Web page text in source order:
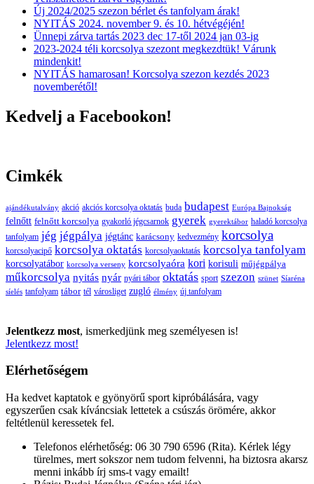
Új 2024/2025 szezon bérlet és tanfolyam árak!
NYITÁS 2024. november 9. és 10. hétvégéjén!
Ünnepi zárva tartás 2023 dec 17-től 2024 jan 03-ig
2023-2024 téli korcsolya szezont megkezdtük! Várunk
mindenkit!
NYITÁS hamarosan! Korcsolya szezon kezdés 2023
novemberétől!
Kedvelj a Facebookon!
Cimkék
ajándékutalvány akció akciós korcsolya oktatás buda budapest Európa Bajnokság
felnőtt felnőtt korcsolya gyakorló jégcsarnok gyerek gyerektábor haladó korcsolya
tanfolyam jég jégpálya jégtánc karácsony kedvezmény korcsolya
korcsolyacipő korcsolya oktatás korcsolyaoktatás korcsolya tanfolyam
korcsolyatábor korcsolya verseny korcsolyaóra kori korisuli műjégpálya
műkorcsolya nyitás nyár nyári tábor oktatás sport szezon szünet Síaréna
síelés tanfolyam tábor tél városliget zugló élmény új tanfolyam
Jelentkezz most, ismerkedjünk meg személyesen is!
Jelentkezz most!
Elérhetőségem
Ha kedvet kaptatok e gyönyörű sport kipróbálására, vagy
egyszerűen csak kíváncsiak lettetek a csúszás örömére, akkor
feltétlenül keressetek fel.
Telefonos elérhetőség: 06 30 790 6596 (Rita). Kérlek légy
türelmes, mert sokszor nem tudom felvenni, ha biztosra akarsz
menni inkább írj sms-t vagy emailt!